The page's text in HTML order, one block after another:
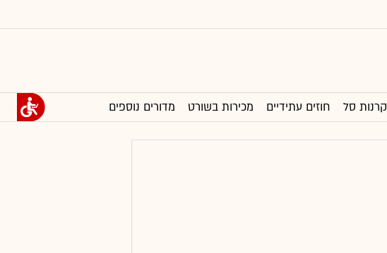
קרנות סל חוזים עתידיים מכירות בשורט מדורים נוספים